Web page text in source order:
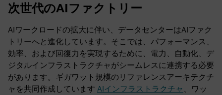
次世代のAIファクトリー
AIワークロードの拡大に伴い、データセンターはAIファク
トリーへと進化しています。そこでは、パフォーマンス、
効率、および回復力を実現するために、電力、自動化、デ
ジタルインフラストラクチャがシームレスに連携する必要
があります。ギガワット規模のリファレンスアーキテクチ
ャを共同作成しています AIインフラストラクチャ
、ワッ